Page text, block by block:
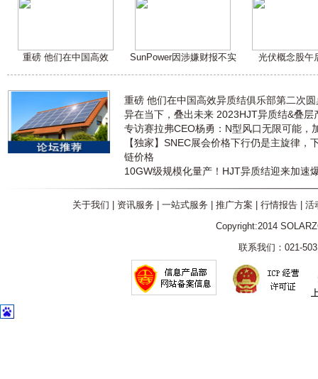
重磅 他们在中国高效 SunPower因涉嫌财报不实 光伏概念股午
重磅 他们在中国高效异质结俱乐部第二次
异在当下，叠出未来 2023HJT异质结&叠层
专访赛拉弗CEO杨勇：N型风口无限可能，
【独家】SNEC展会价格下行仍是主旋律，
链价格
10GW级规模化量产！HJT异质结迎来加速
关于我们 | 资讯服务 | 一站式服务 | 推广方案 | 行情报告| 活
Copyright:2014
联系我们：021-